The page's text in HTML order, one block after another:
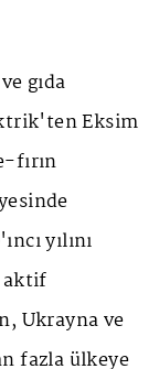
gıda
Eksim
fırın
yılını
aktif
Ukrayna ve
fazla ülkeye